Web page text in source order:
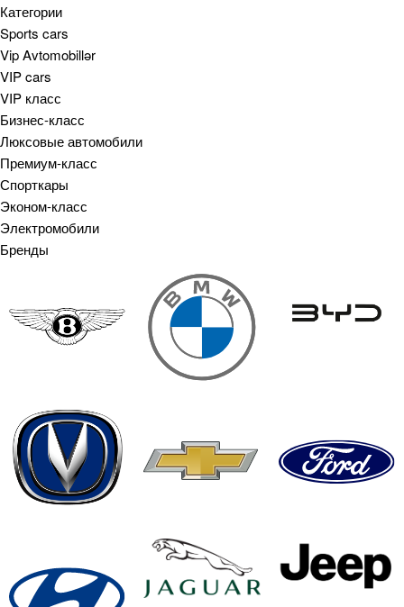
Категории
Sports cars
Vip Avtomobillər
VIP cars
VIP класс
Бизнес-класс
Люксовые автомобили
Премиум-класс
Спорткары
Эконом-класс
Электромобили
Бренды